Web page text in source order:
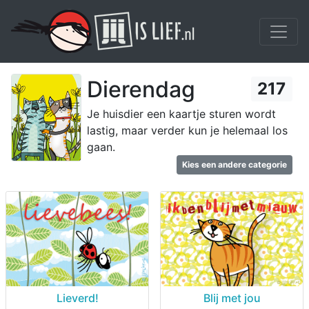
Dierendag 217
Je huisdier een kaartje sturen wordt
lastig, maar verder kun je helemaal los
gaan.
Kies een andere categorie
Lieverd! Blij met jou